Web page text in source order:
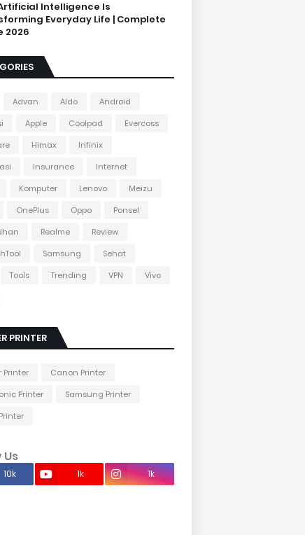
Intelligence Is
Everyday Life | Complete
2026
Advan Aldo
Android
Apple Coolpad
Evercoss
Himax
Infinix
Insurance
Internet
Komputer Lenovo
Meizu
OnePlus Oppo
Ponsel
Realme
Review
Samsung
Sehat
Tools Trending VPN
Vivo
PRINTER
Printer
Canon Printer
Printer
Samsung Printer
Us
10k 1k 1k